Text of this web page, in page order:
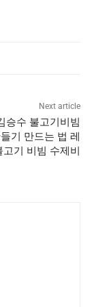
Next article
승수 불고기비빔
기 만드는 법 레
기 비빔 수제비